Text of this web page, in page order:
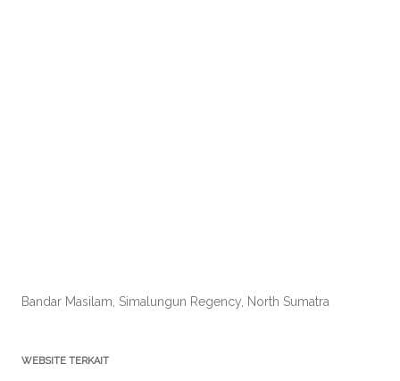
Bandar Masilam, Simalungun Regency, North Sumatra
WEBSITE TERKAIT